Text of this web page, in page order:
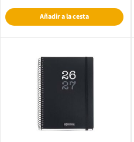
Añadir a la cesta